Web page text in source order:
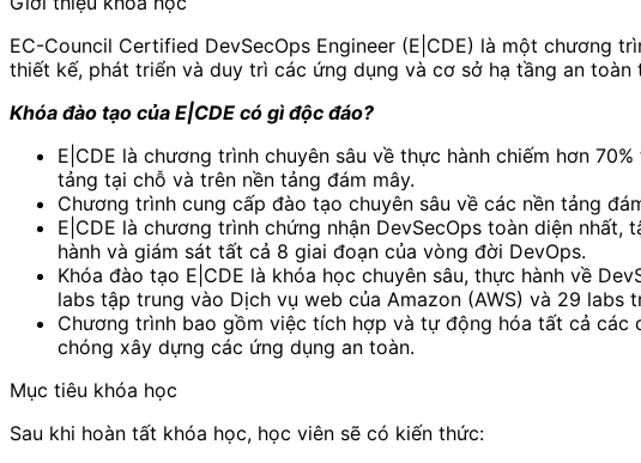
EC-Council Certified DevSecOps Engineer (E|CDE) là một chương
thiết kế, phát triển và duy trì các ứng dụng và cơ sở hạ tầng an
Khóa đào tạo của E|CDE có gì độc đáo?
E|CDE là chương trình chuyên sâu về thực hành chiếm hơn
tảng tại chỗ và trên nền tảng đám mây.
Chương trình cung cấp đào tạo chuyên sâu về các nền tảng
E|CDE là chương trình chứng nhận DevSecOps toàn diện
hành và giám sát tất cả 8 giai đoạn của vòng đời DevOps.
Khóa đào tạo E|CDE là khóa học chuyên sâu, thực hành về
labs tập trung vào Dịch vụ web của Amazon (AWS) và 29 labs
Chương trình bao gồm việc tích hợp và tự động hóa tất cả
chóng xây dựng các ứng dụng an toàn.
Mục tiêu khóa học
Sau khi hoàn tất khóa học, học viên sẽ có kiến thức: